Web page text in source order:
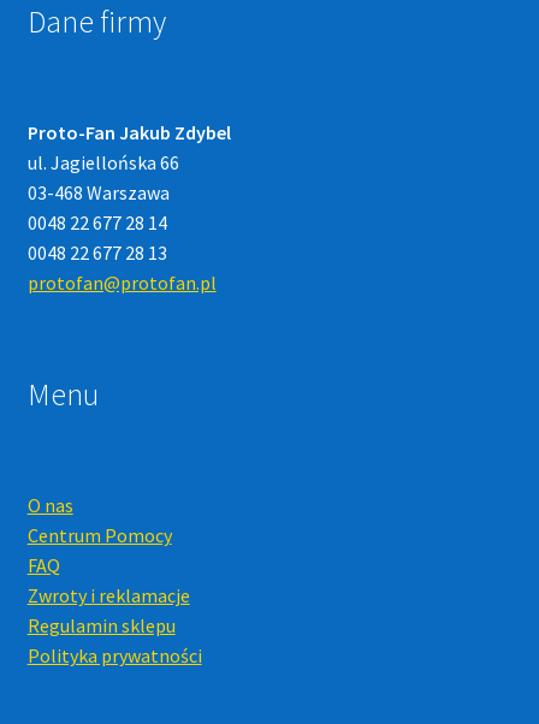
Dane firmy
Proto-Fan Jakub Zdybel
ul. Jagiellońska 66
03-468 Warszawa
0048 22 677 28 14
0048 22 677 28 13
protofan@protofan.pl
Menu
O nas
Centrum Pomocy
FAQ
Zwroty i reklamacje
Regulamin sklepu
Polityka prywatności